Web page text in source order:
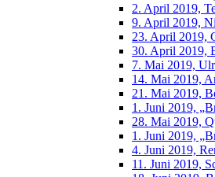
2. April 2019,
9. April 2019,
23. April 2019,
30. April 2019,
7. Mai 2019,
14. Mai 2019,
21. Mai 2019,
1. Juni 2019,
28. Mai 2019,
1. Juni 2019,
4. Juni 2019,
11. Juni 2019,